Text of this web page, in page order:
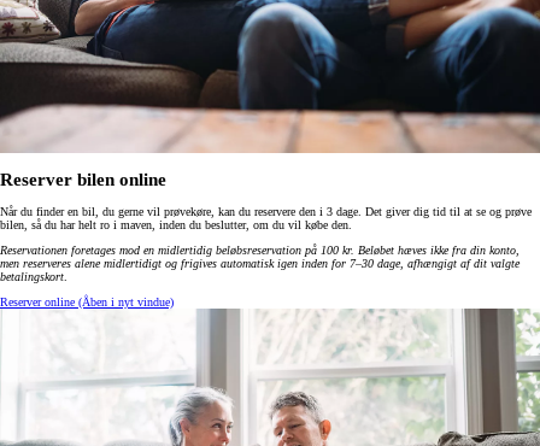
Reserver bilen online
Når du finder en bil, du gerne vil prøvekøre, kan du reservere den i 3 dage. Det giver dig tid til at se og prøve
bilen, så du har helt ro i maven, inden du beslutter, om du vil købe den.
Reservationen foretages mod en midlertidig beløbsreservation på 100 kr. Beløbet hæves ikke fra din konto,
men reserveres alene midlertidigt og frigives automatisk igen inden for 7–30 dage, afhængigt af dit valgte
betalingskort.
Reserver online (Åben i nyt vindue)